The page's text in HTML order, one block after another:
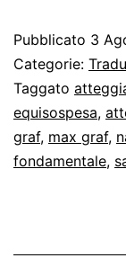
Pubblicato 3
Categorie:
Taggato
equisospesa,
graf, max graf,
fondamentale,